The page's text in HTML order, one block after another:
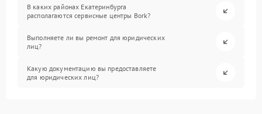
В каких районах Екатеринбурга
располагаются сервисные центры Bork?
Выполняете ли вы ремонт для юридических
лиц?
Какую документацию вы предоставляете
для юридических лиц?